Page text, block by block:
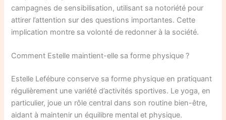
campagnes de sensibilisation, utilisant sa notoriété pour
attirer l’attention sur des questions importantes. Cette
implication montre sa volonté de redonner à la société.
Comment Estelle maintient-elle sa forme physique ?
Estelle Lefébure conserve sa forme physique en pratiquant
régulièrement une variété d’activités sportives. Le yoga, en
particulier, joue un rôle central dans son routine bien-être,
aidant à maintenir un équilibre mental et physique.